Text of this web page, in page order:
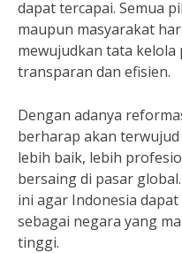
dapat tercapai. Semua
maupun masyarakat
mewujudkan tata
transparan dan efisien.
Dengan adanya
berharap akan
lebih baik, lebih
bersaing di pasar
ini agar Indonesia
sebagai negara yang
tinggi.